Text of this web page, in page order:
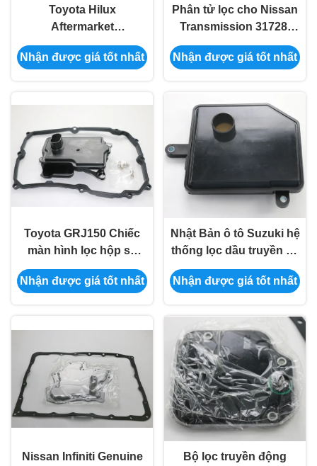
Toyota Hilux
Aftermarket
Transmission Filter
Mesh Oil Grid 35330-
Nhận được giá tốt nhất
Phân tử lọc cho Nissan
Transmission 31728-
3JX0B/31728-3JX0A
Nhận được giá tốt nhất
Toyota GRJ150 Chiếc
màn hình lọc hộp số
phụ 35330-71010
Nhận được giá tốt nhất
Nhật Bản ô tô Suzuki hệ
thống lọc dầu truyền tải
26570-83E10
Nhận được giá tốt nhất
Nissan Infiniti Genuine
Bộ lọc truyền động